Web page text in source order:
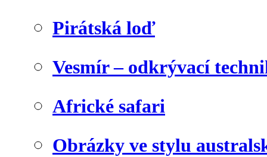
Pirátská loď
Vesmír – odkrývací
Africké safari
Obrázky ve stylu